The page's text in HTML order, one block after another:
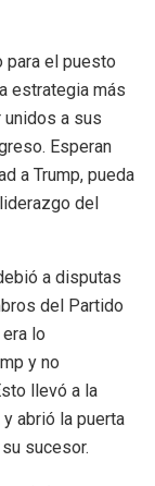
para el puesto
estrategia más
unidos a sus
Esperan
a Trump, pueda
del
a disputas
del Partido
lo
y no
llevó a la
abrió la puerta
sucesor.